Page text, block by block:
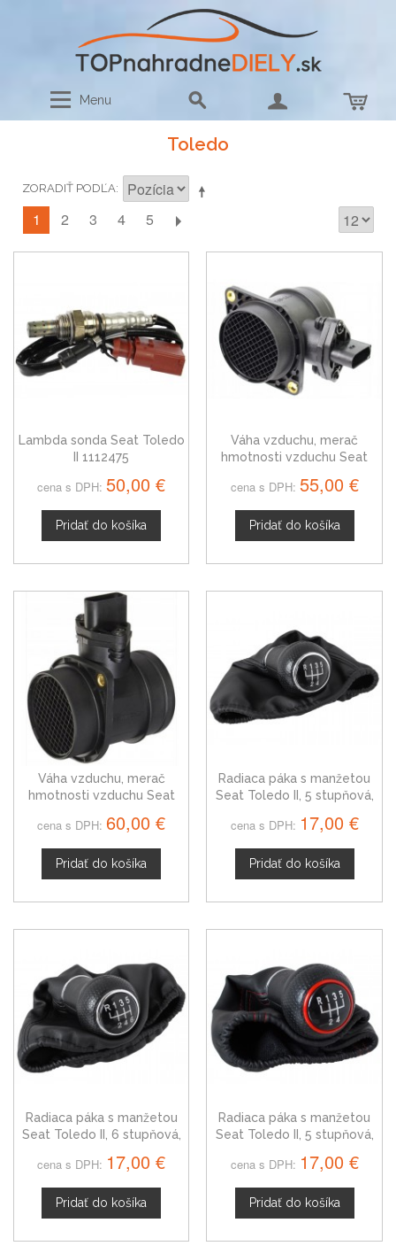
Menu
Toledo
ZORADIŤ PODĽA
1 2 3 4 5
Lambda sonda Seat Toledo
II 1112475
cena s DPH: 50,00 €
Pridať do košíka
Váha vzduchu, merač
hmotnosti vzduchu Seat
cena s DPH: 55,00 €
Pridať do košíka
Váha vzduchu, merač
hmotnosti vzduchu Seat
cena s DPH: 60,00 €
Pridať do košíka
Radiaca páka s manžetou
Seat Toledo II, 5 stupňová,
cena s DPH: 17,00 €
Pridať do košíka
Radiaca páka s manžetou
Seat Toledo II, 6 stupňová,
cena s DPH: 17,00 €
Pridať do košíka
Radiaca páka s manžetou
Seat Toledo II, 5 stupňová,
cena s DPH: 17,00 €
Pridať do košíka